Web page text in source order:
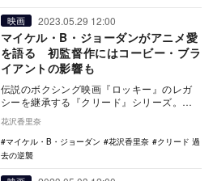
映画 2023.05.29 12:00
マイケル・B・ジョーダンがアニメ愛
を語る 初監督作にはコービー・ブラ
イアントの影響も
伝説のボクシング映画『ロッキー』のレガ
シーを継承する『クリード』シリーズ。そ
の主演を務めるマイケル・B・ジョーダン
が、最新作『ク…
花沢香里奈
マイケル・B・ジョーダン
花沢香里奈
クリード 過
去の逆襲